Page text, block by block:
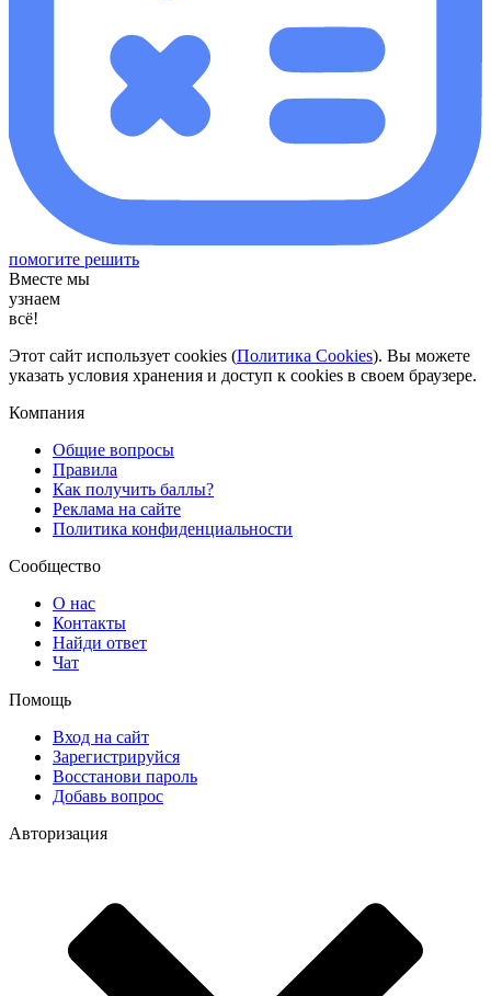
помогите решить
Вместе мы
узнаем
всё!
Этот сайт использует cookies (Политика Cookies). Вы можете
указать условия хранения и доступ к cookies в своем браузере.
Компания
Общие вопросы
Правила
Как получить баллы?
Реклама на сайте
Политика конфиденциальности
Сообщество
О нас
Контакты
Найди ответ
Чат
Помощь
Вход на сайт
Зарегистрируйся
Восстанови пароль
Добавь вопрос
Авторизация